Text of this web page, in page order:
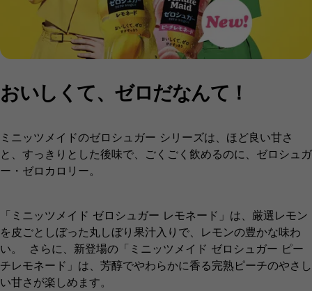
おいしくて、ゼロだなんて！​
ミニッツメイドのゼロシュガー シリーズは、ほど良い甘さ
と、すっきりとした後味で、ごくごく飲めるのに、ゼロシュガ
ー・ゼロカロリー。
「ミニッツメイド ゼロシュガー レモネード」は、厳選レモン
を皮ごとしぼった丸しぼり果汁入りで、レモンの豊かな味わ
い。 さらに、新登場の「ミニッツメイド ゼロシュガー ピー
チレモネード」は、芳醇でやわらかに香る完熟ピーチのやさし
い甘さが楽しめます。